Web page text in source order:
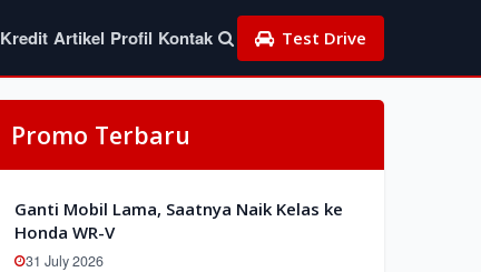
Kredit Artikel Profil Kontak Test Drive
Promo Terbaru
Ganti Mobil Lama, Saatnya Naik Kelas ke
Honda WR-V
31 July 2026